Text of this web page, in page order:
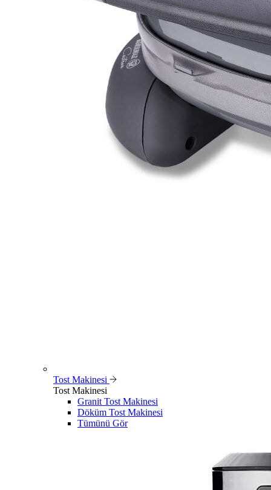
Tost Makinesi
Tost Makinesi
Granit Tost Makinesi
Döküm Tost Makinesi
Tümünü Gör